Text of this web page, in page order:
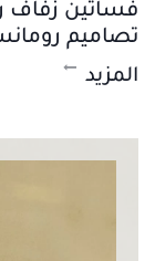
تصاميم
المزيد